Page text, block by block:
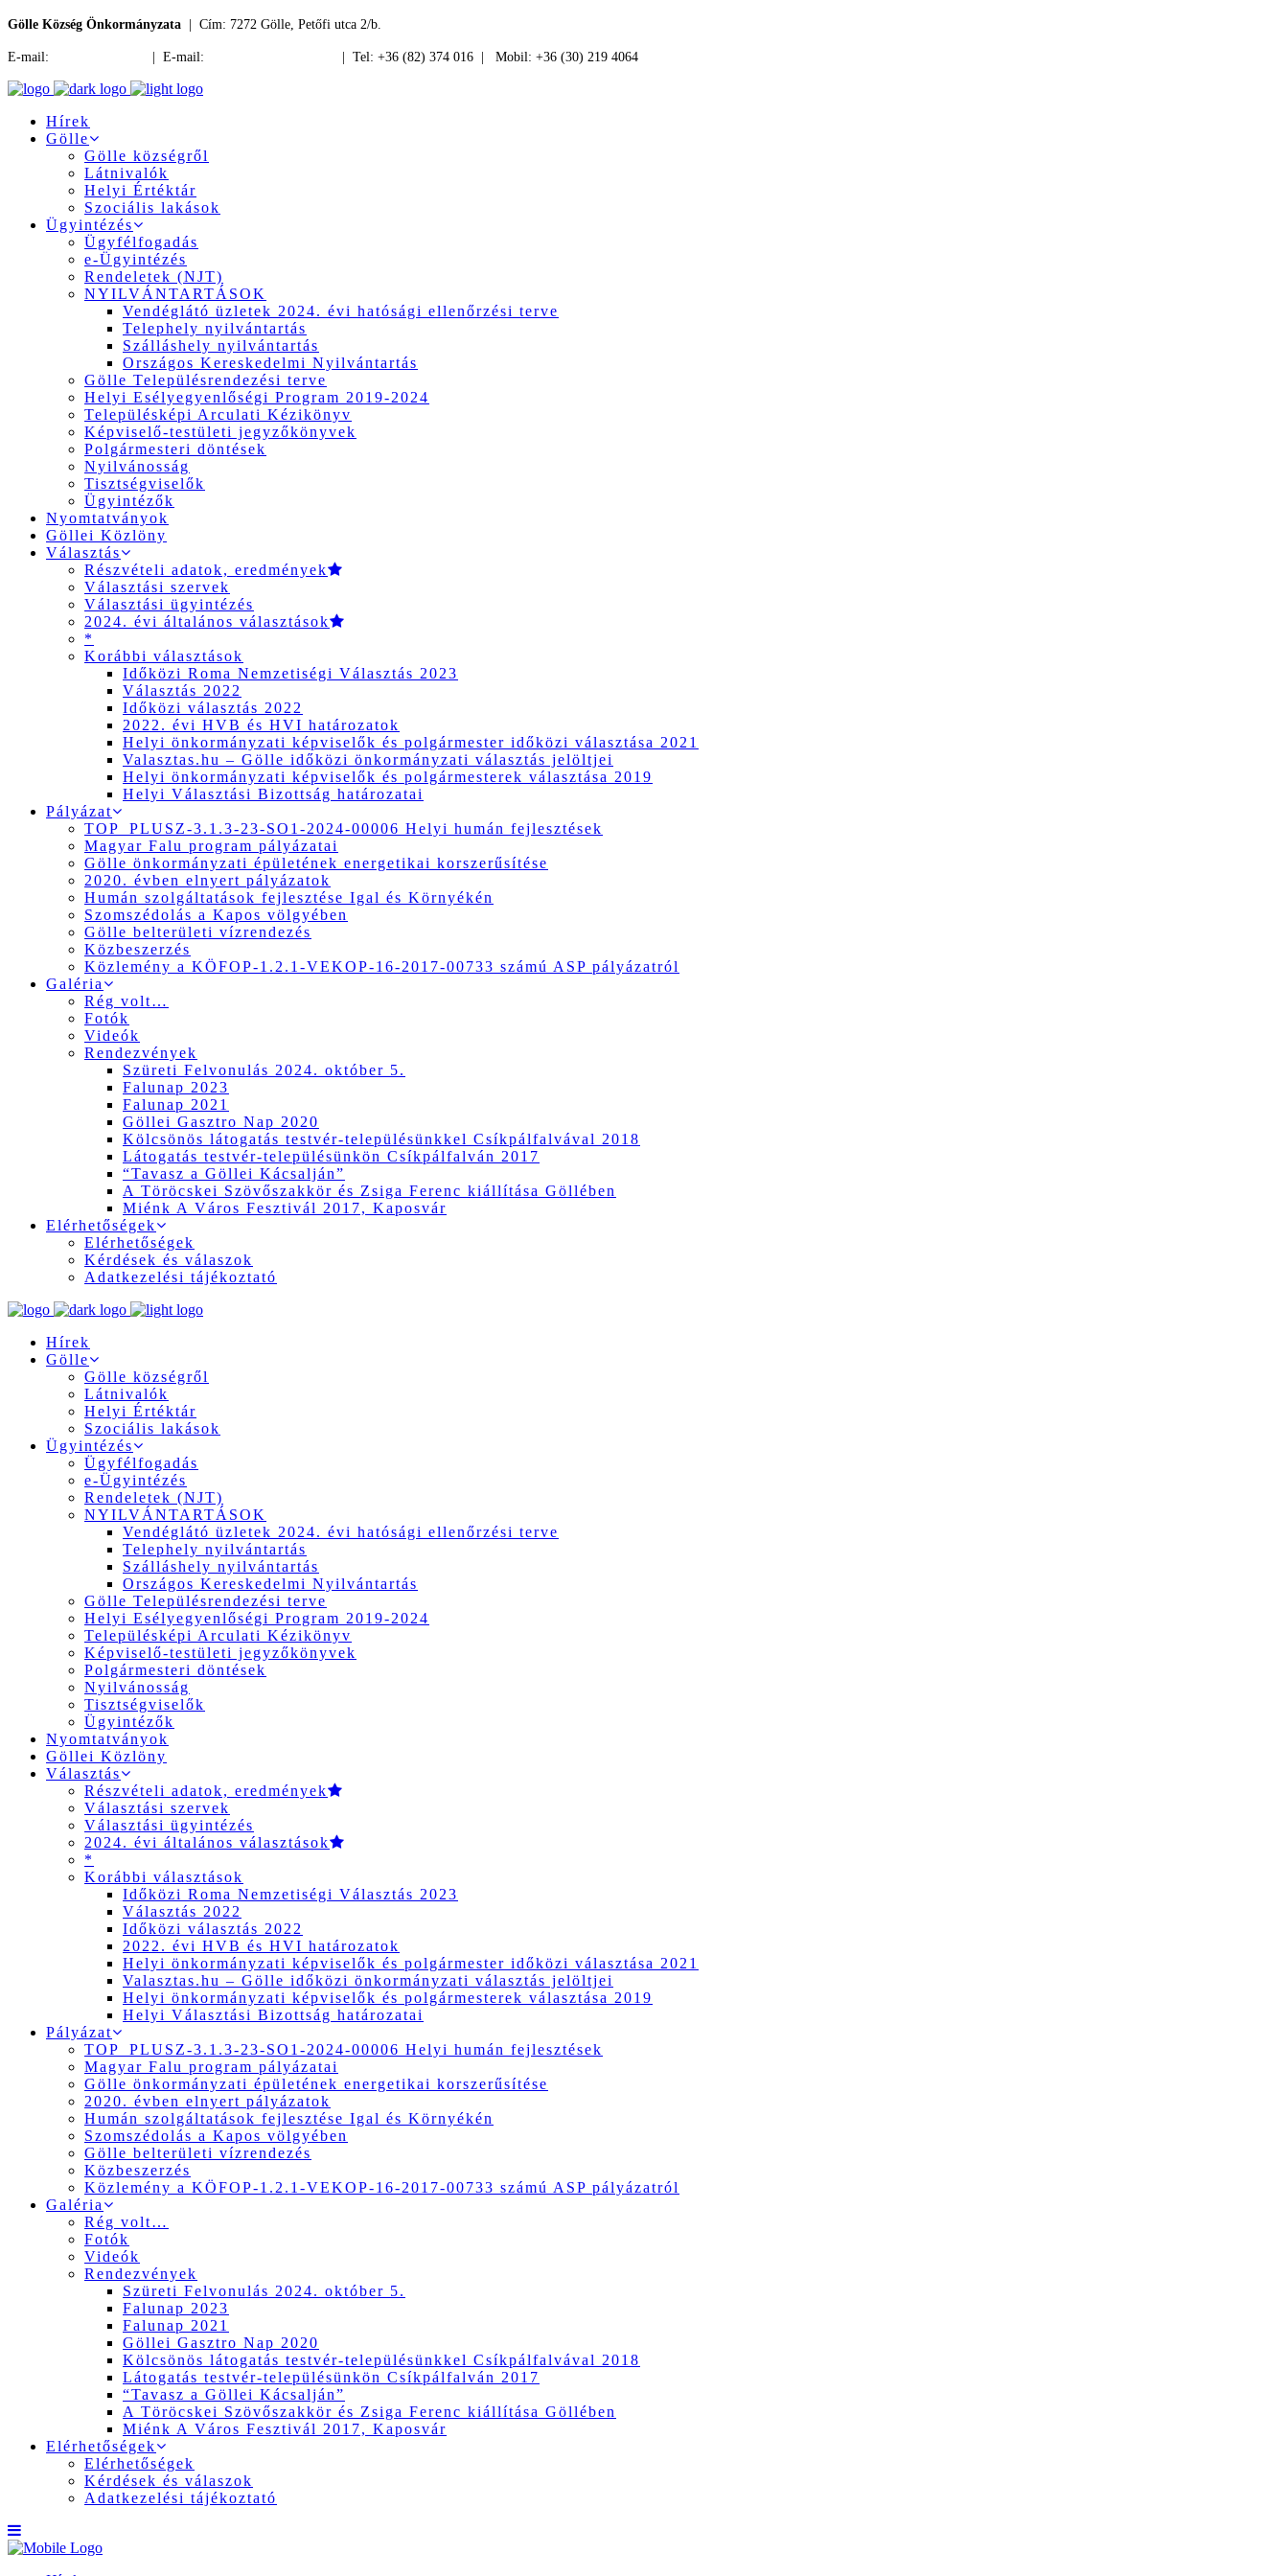
Gölle Község Önkormányzata | Cím: 7272 Gölle, Petőfi utca 2/b.
E-mail: | E-mail: | Tel: +36 (82) 374 016 | Mobil: +36 (30) 219 4064
Hírek
Gölle
Gölle községről
Látnivalók
Helyi Értéktár
Szociális lakások
Ügyintézés
Ügyfélfogadás
e-Ügyintézés
Rendeletek (NJT)
NYILVÁNTARTÁSOK
Vendéglátó üzletek 2024. évi hatósági ellenőrzési terve
Telephely nyilvántartás
Szálláshely nyilvántartás
Országos Kereskedelmi Nyilvántartás
Gölle Településrendezési terve
Helyi Esélyegyenlőségi Program 2019-2024
Településképi Arculati Kézikönyv
Képviselő-testületi jegyzőkönyvek
Polgármesteri döntések
Nyilvánosság
Tisztségviselők
Ügyintézők
Nyomtatványok
Göllei Közlöny
Választás
Részvételi adatok, eredmények
Választási szervek
Választási ügyintézés
2024. évi általános választások
*
Korábbi választások
Időközi Roma Nemzetiségi Választás 2023
Választás 2022
Időközi választás 2022
2022. évi HVB és HVI határozatok
Helyi önkormányzati képviselők és polgármester időközi választása 2021
Valasztas.hu – Gölle időközi önkormányzati választás jelöltjei
Helyi önkormányzati képviselők és polgármesterek választása 2019
Helyi Választási Bizottság határozatai
Pályázat
TOP_PLUSZ-3.1.3-23-SO1-2024-00006 Helyi humán fejlesztések
Magyar Falu program pályázatai
Gölle önkormányzati épületének energetikai korszerűsítése
2020. évben elnyert pályázatok
Humán szolgáltatások fejlesztése Igal és Környékén
Szomszédolás a Kapos völgyében
Gölle belterületi vízrendezés
Közbeszerzés
Közlemény a KÖFOP-1.2.1-VEKOP-16-2017-00733 számú ASP pályázatról
Galéria
Rég volt…
Fotók
Videók
Rendezvények
Szüreti Felvonulás 2024. október 5.
Falunap 2023
Falunap 2021
Göllei Gasztro Nap 2020
Kölcsönös látogatás testvér-településünkkel Csíkpálfalvával 2018
Látogatás testvér-településünkön Csíkpálfalván 2017
“Tavasz a Göllei Kácsalján”
A Töröcskei Szövőszakkör és Zsiga Ferenc kiállítása Göllében
Miénk A Város Fesztivál 2017, Kaposvár
Elérhetőségek
Elérhetőségek
Kérdések és válaszok
Adatkezelési tájékoztató
Hírek
Gölle
Gölle községről
Látnivalók
Helyi Értéktár
Szociális lakások
Ügyintézés
Ügyfélfogadás
e-Ügyintézés
Rendeletek (NJT)
NYILVÁNTARTÁSOK
Vendéglátó üzletek 2024. évi hatósági ellenőrzési terve
Telephely nyilvántartás
Szálláshely nyilvántartás
Országos Kereskedelmi Nyilvántartás
Gölle Településrendezési terve
Helyi Esélyegyenlőségi Program 2019-2024
Településképi Arculati Kézikönyv
Képviselő-testületi jegyzőkönyvek
Polgármesteri döntések
Nyilvánosság
Tisztségviselők
Ügyintézők
Nyomtatványok
Göllei Közlöny
Választás
Részvételi adatok, eredmények
Választási szervek
Választási ügyintézés
2024. évi általános választások
*
Korábbi választások
Időközi Roma Nemzetiségi Választás 2023
Választás 2022
Időközi választás 2022
2022. évi HVB és HVI határozatok
Helyi önkormányzati képviselők és polgármester időközi választása 2021
Valasztas.hu – Gölle időközi önkormányzati választás jelöltjei
Helyi önkormányzati képviselők és polgármesterek választása 2019
Helyi Választási Bizottság határozatai
Pályázat
TOP_PLUSZ-3.1.3-23-SO1-2024-00006 Helyi humán fejlesztések
Magyar Falu program pályázatai
Gölle önkormányzati épületének energetikai korszerűsítése
2020. évben elnyert pályázatok
Humán szolgáltatások fejlesztése Igal és Környékén
Szomszédolás a Kapos völgyében
Gölle belterületi vízrendezés
Közbeszerzés
Közlemény a KÖFOP-1.2.1-VEKOP-16-2017-00733 számú ASP pályázatról
Galéria
Rég volt…
Fotók
Videók
Rendezvények
Szüreti Felvonulás 2024. október 5.
Falunap 2023
Falunap 2021
Göllei Gasztro Nap 2020
Kölcsönös látogatás testvér-településünkkel Csíkpálfalvával 2018
Látogatás testvér-településünkön Csíkpálfalván 2017
“Tavasz a Göllei Kácsalján”
A Töröcskei Szövőszakkör és Zsiga Ferenc kiállítása Göllében
Miénk A Város Fesztivál 2017, Kaposvár
Elérhetőségek
Elérhetőségek
Kérdések és válaszok
Adatkezelési tájékoztató